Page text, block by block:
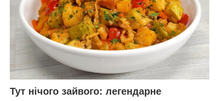
Тут нічого зайвого: легендарне